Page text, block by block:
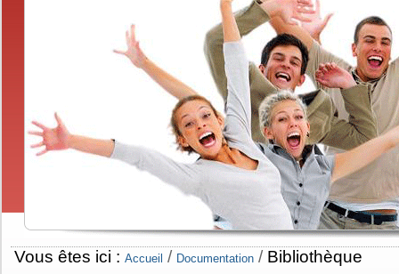
Vous êtes ici : Accueil / Documentation / Bibliothèque